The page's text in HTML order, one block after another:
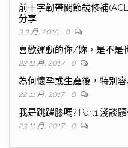
前十字韌帶關節鏡修補
分享
3 3 月, 2015 0
喜歡運動的你/妳，是不是
22 11 月, 2017 0
為何懷孕或生產後，特別容
22 11 月, 2017 0
我是跳躍膝嗎? Part1:淺談
23 11 月, 2017 0